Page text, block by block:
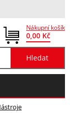
Nákupní košík
0,00 Kč